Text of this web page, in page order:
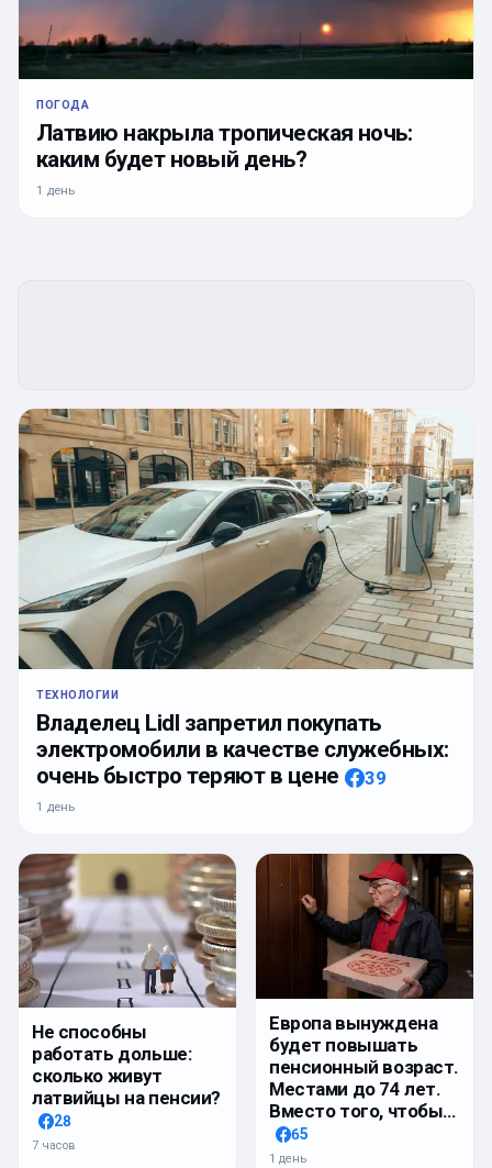
ПОГОДА
Латвию накрыла тропическая ночь:
каким будет новый день?
1 день
ТЕХНОЛОГИИ
Владелец Lidl запретил покупать
электромобили в качестве служебных:
очень быстро теряют в цене
39
1 день
Не способны
работать дольше:
сколько живут
латвийцы на пенсии?
28
7 часов
Европа вынуждена
будет повышать
пенсионный возраст.
Местами до 74 лет.
Вместо того, чтобы…
65
1 день